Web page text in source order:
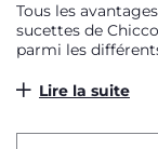
Tous les
sucettes de
parmi les
Lire la suite